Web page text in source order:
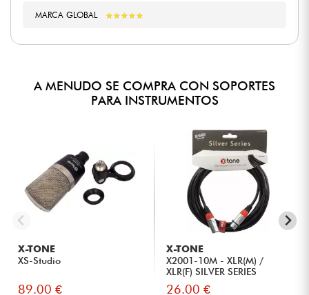
MARCA GLOBAL ★★★★★
★★★★★
A MENUDO SE COMPRA CON SOPORTES
PARA INSTRUMENTOS
X-TONE
XS-Studio
89.00 €
X-TONE
X2001-10M - XLR(M) /
XLR(F) SILVER SERIES
26.00 €